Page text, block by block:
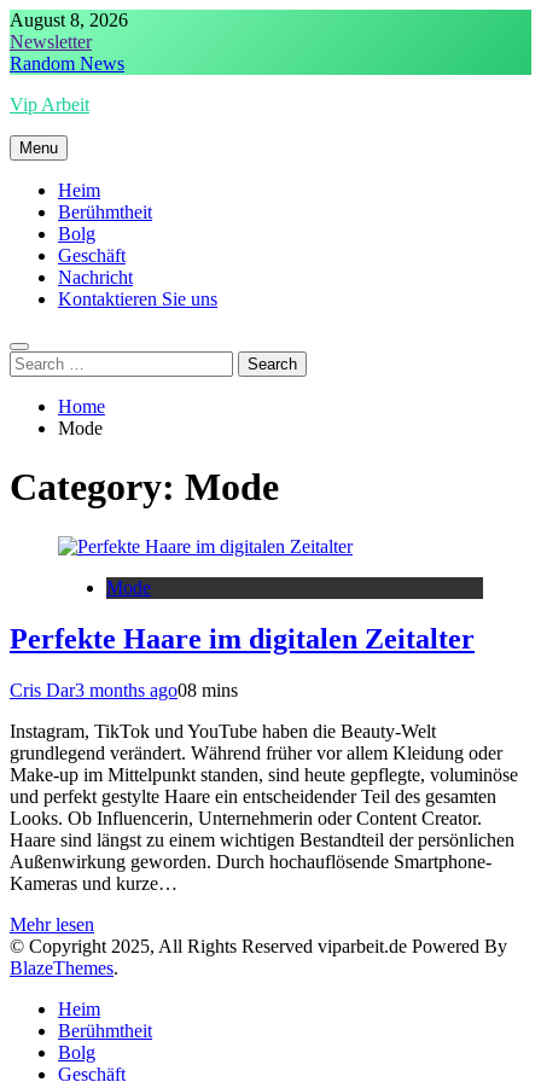
Skip
to
content
August 8, 2026
Newsletter
Random News
Vip Arbeit
Menu
Heim
Berühmtheit
Bolg
Geschäft
Nachricht
Kontaktieren Sie uns
Search
for:
Home
Mode
Category: Mode
Mode
Perfekte Haare im digitalen Zeitalter
Cris Dar3 months ago08 mins
Instagram, TikTok und YouTube haben die Beauty-Welt
grundlegend verändert. Während früher vor allem Kleidung oder
Make-up im Mittelpunkt standen, sind heute gepflegte, voluminöse
und perfekt gestylte Haare ein entscheidender Teil des gesamten
Looks. Ob Influencerin, Unternehmerin oder Content Creator.
Haare sind längst zu einem wichtigen Bestandteil der persönlichen
Außenwirkung geworden. Durch hochauflösende Smartphone-
Kameras und kurze…
Mehr lesen
© Copyright 2025, All Rights Reserved viparbeit.de Powered By
BlazeThemes.
Heim
Berühmtheit
Bolg
Geschäft